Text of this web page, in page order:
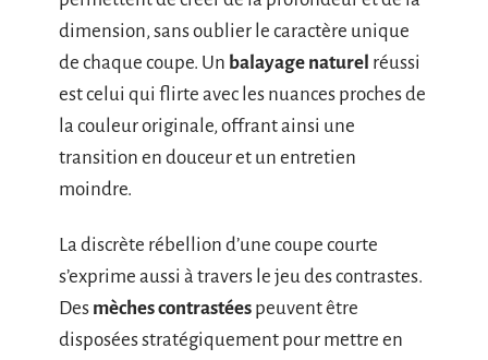
dimension, sans oublier le caractère unique
de chaque coupe. Un balayage naturel réussi
est celui qui flirte avec les nuances proches de
la couleur originale, offrant ainsi une
transition en douceur et un entretien
moindre.
La discrète rébellion d’une coupe courte
s’exprime aussi à travers le jeu des contrastes.
Des mèches contrastées peuvent être
disposées stratégiquement pour mettre en